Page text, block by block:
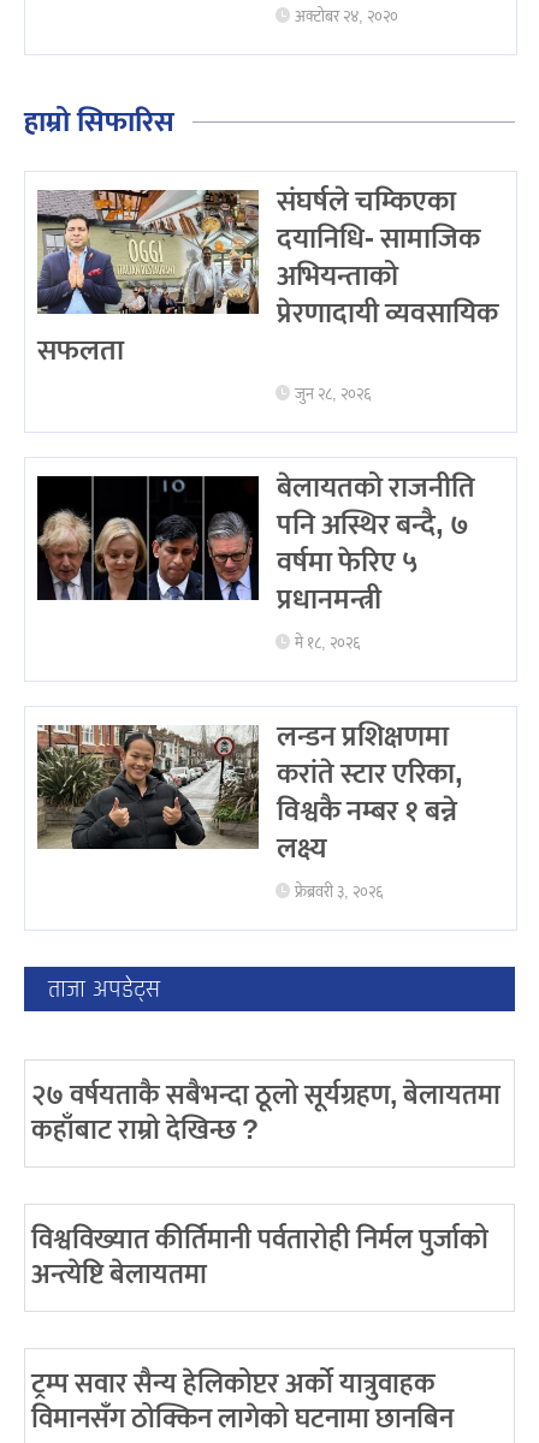
अक्टोबर २४, २०२०
हाम्रो सिफारिस
संघर्षले चम्किएका
दयानिधि- सामाजिक
अभियन्ताको
प्रेरणादायी व्यवसायिक
सफलता
जुन २८, २०२६
बेलायतको राजनीति
पनि अस्थिर बन्दै, ७
वर्षमा फेरिए ५
प्रधानमन्त्री
मे १८, २०२६
लन्डन प्रशिक्षणमा
करांते स्टार एरिका,
विश्वकै नम्बर १ बन्ने
लक्ष्य
फ्रेब्रवरी ३, २०२६
ताजा अपडेट्स
२७ वर्षयताकै सबैभन्दा ठूलो सूर्यग्रहण, बेलायतमा
कहाँबाट राम्रो देखिन्छ ?
विश्वविख्यात कीर्तिमानी पर्वतारोही निर्मल पुर्जाको
अन्त्येष्टि बेलायतमा
ट्रम्प सवार सैन्य हेलिकोप्टर अर्को यात्रुवाहक
विमानसँग ठोक्किन लागेको घटनामा छानबिन